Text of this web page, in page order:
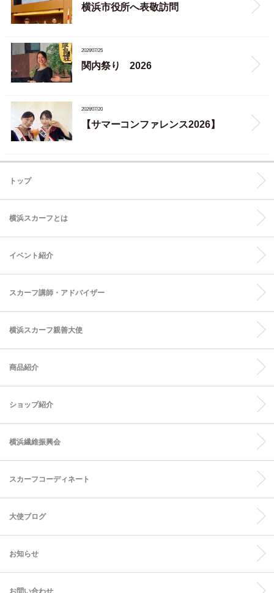
横浜市役所へ表敬訪問
2026/07/25
関内祭り 2026
2026/07/20
【サマーコンファレンス2026】
トップ
横浜スカーフとは
イベント紹介
スカーフ講師・アドバイザー
横浜スカーフ親善大使
商品紹介
ショップ紹介
横浜繊維振興会
スカーフコーディネート
大使ブログ
お知らせ